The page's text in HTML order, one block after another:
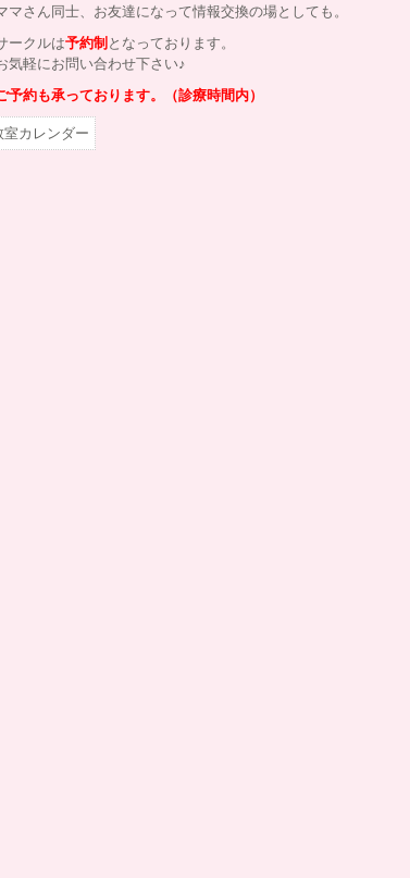
マさん同士、お友達になって情報交換の場としても。
ークルは予約制 となっております。
気軽にお問い合わせ下さい♪
予約も承っております。（診療時間内）